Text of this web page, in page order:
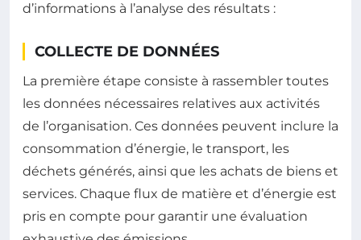
d’informations à l’analyse des résultats :
COLLECTE DE DONNÉES
La première étape consiste à rassembler toutes
les données nécessaires relatives aux activités
de l’organisation. Ces données peuvent inclure la
consommation d’énergie, le transport, les
déchets générés, ainsi que les achats de biens et
services. Chaque flux de matière et d’énergie est
pris en compte pour garantir une évaluation